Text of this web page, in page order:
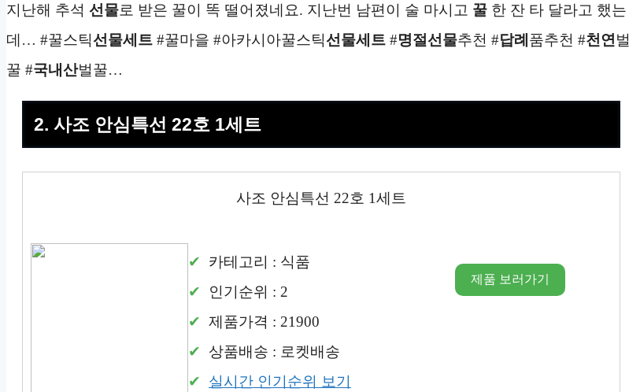
지난해 추석 선물로 받은 꿀이 똑 떨어졌네요. 지난번 남편이 술 마시고 꿀 한 잔 타 달라고 했는
데… #꿀스틱선물세트 #꿀마을 #아카시아꿀스틱선물세트 #명절선물추천 #답례 품추천 #천연 벌
꿀 #국내산벌꿀…
2. 사조 안심특선 22호 1세트
사조 안심특선 22호 1세트
카테고리 : 식품
인기순위 : 2
제품가격 : 21900
상품배송 : 로켓배송
실시간 인기순위 보기
제품 보러가기